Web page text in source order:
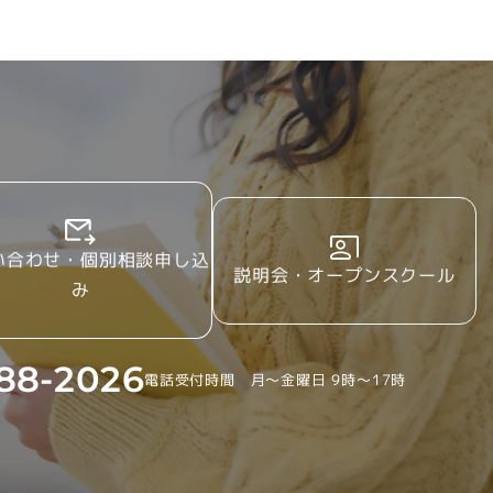
合わせ・個別相談申し込
み
説明会・オープンスクール
2026電話受付時間 月～金曜日 9時～17時